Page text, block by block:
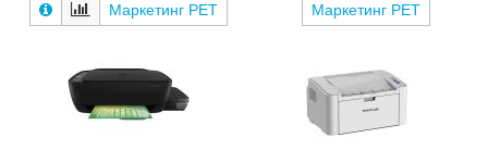
Маркетинг РЕТ
Маркетинг РЕТ